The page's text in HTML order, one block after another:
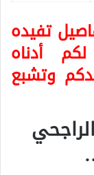
تفيده
أدناه
وتشبع